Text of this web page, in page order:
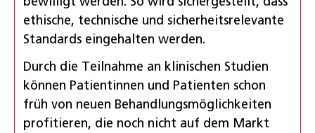
ethische, technische und sicherheitsrelevante
Standards eingehalten werden.
Durch die Teilnahme an klinischen Studien
können Patientinnen und Patienten schon
früh von neuen Behandlungsmöglichkeiten
profitieren, die noch nicht auf dem Markt